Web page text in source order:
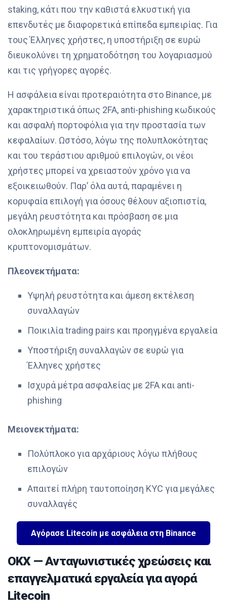
staking, κάτι που την καθιστά ελκυστική για
επενδυτές με διαφορετικά επίπεδα εμπειρίας. Για
τους Έλληνες χρήστες, η υποστήριξη σε ευρώ
διευκολύνει τη χρηματοδότηση του λογαριασμού
και τις γρήγορες αγορές.
Η ασφάλεια είναι προτεραιότητα στο Binance, με
χαρακτηριστικά όπως 2FA, anti-phishing κωδικούς
και ασφαλή πορτοφόλια για την προστασία των
κεφαλαίων. Ωστόσο, λόγω της πολυπλοκότητας
και του τεράστιου αριθμού επιλογών, οι νέοι
χρήστες μπορεί να χρειαστούν χρόνο για να
εξοικειωθούν. Παρ’ όλα αυτά, παραμένει η
κορυφαία επιλογή για όσους θέλουν αξιοπιστία,
μεγάλη ρευστότητα και πρόσβαση σε μια
ολοκληρωμένη εμπειρία αγοράς
κρυπτονομισμάτων.
Πλεονεκτήματα:
Υψηλή ρευστότητα και άμεση εκτέλεση
συναλλαγών
Ποικιλία trading pairs και προηγμένα εργαλεία
Υποστήριξη συναλλαγών σε ευρώ για
Έλληνες χρήστες
Ισχυρά μέτρα ασφαλείας με 2FA και anti-
phishing
Μειονεκτήματα:
Πολύπλοκο για αρχάριους λόγω πλήθους
επιλογών
Απαιτεί πλήρη ταυτοποίηση KYC για μεγάλες
συναλλαγές
Αγόρασε Litecoin με ασφάλεια στη Binance
OKX — Ανταγωνιστικές χρεώσεις και
επαγγελματικά εργαλεία για αγορά
Litecoin